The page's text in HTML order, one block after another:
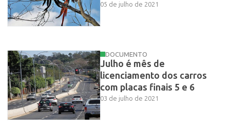
05 de julho de 2021
DOCUMENTO
Julho é mês de
licenciamento dos carros
com placas finais 5 e 6
03 de julho de 2021